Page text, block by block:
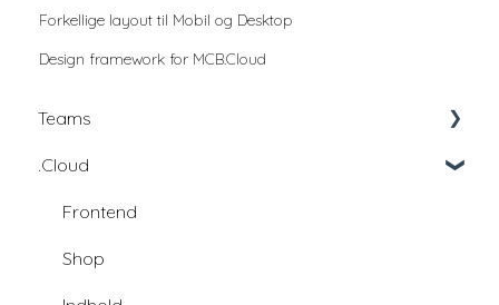
Forkellige layout til Mobil og Desktop
Design framework for MCB.Cloud
Teams
Education
Education - udviklingsfællesskab
.Cloud
Frontend
Shop